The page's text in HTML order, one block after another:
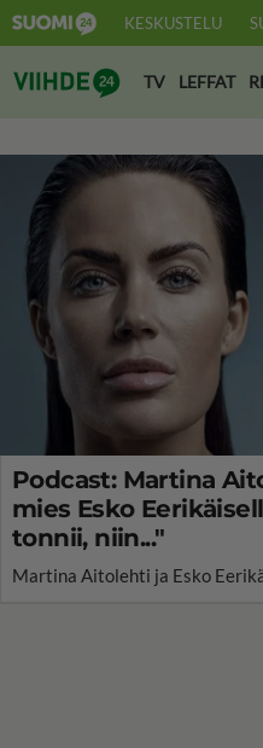
KESKUSTELU
Suomi24 Viihde
TV LEFFAT
Podcast: Martina
mies Esko
tonnii, niin..."
Martina Aitolehti ja Esko